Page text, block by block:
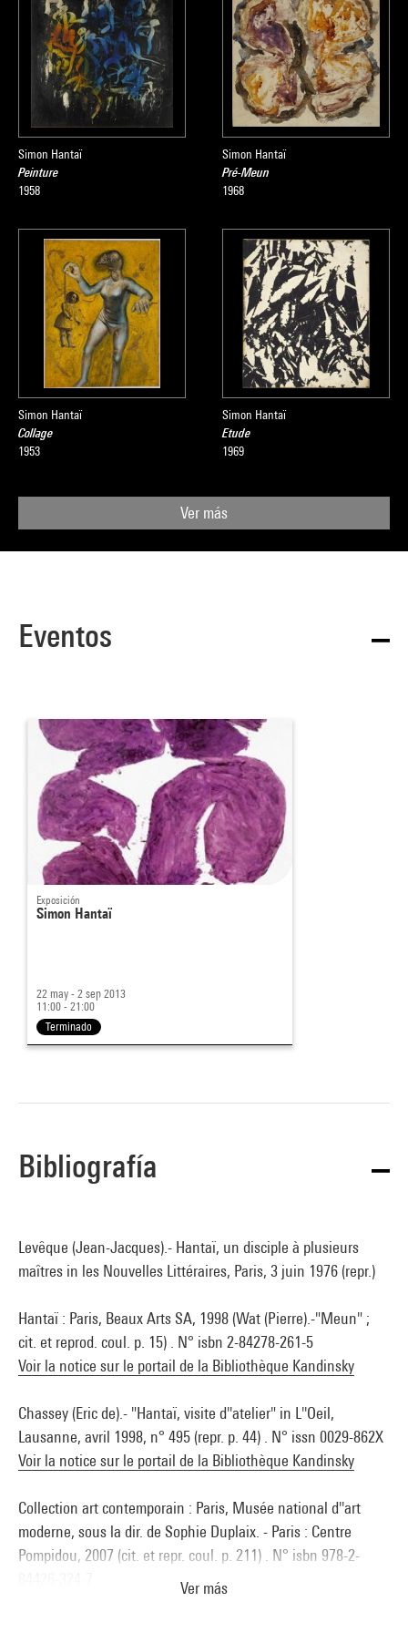
Simon Hantaï
Peinture
1958
Simon Hantaï
Pré-Meun
1968
Simon Hantaï
Collage
1953
Simon Hantaï
Etude
1969
Ver más
Eventos
Exposición
Simon Hantaï
22 may - 2 sep 2013
11:00 - 21:00
Terminado
Bibliografía
Levêque (Jean-Jacques).- Hantaï, un disciple à plusieurs
maîtres in les Nouvelles Littéraires, Paris, 3 juin 1976 (repr.)
Hantaï : Paris, Beaux Arts SA, 1998 (Wat (Pierre).-"Meun" ;
cit. et reprod. coul. p. 15) . N° isbn 2-84278-261-5
Voir la notice sur le portail de la Bibliothèque Kandinsky
Chassey (Eric de).- "Hantaï, visite d''atelier" in L''Oeil,
Lausanne, avril 1998, n° 495 (repr. p. 44) . N° issn 0029-862X
Voir la notice sur le portail de la Bibliothèque Kandinsky
Collection art contemporain : Paris, Musée national d''art
moderne, sous la dir. de Sophie Duplaix. - Paris : Centre
Pompidou, 2007 (cit. et repr. coul. p. 211) . N° isbn 978-2-
Ver más